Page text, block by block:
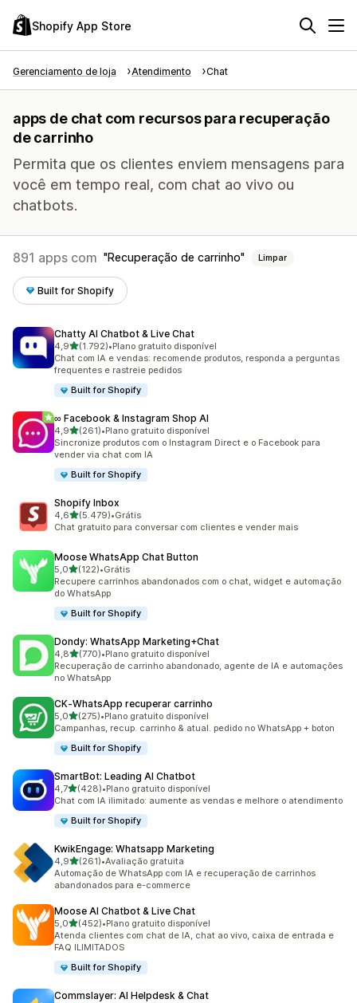
Shopify App Store
Gerenciamento de loja Atendimento Chat
apps de chat com recursos para recuperação
de carrinho
Permita que os clientes enviem mensagens para
você em tempo real, com chat ao vivo ou
chatbots.
891 apps com Recuperação de carrinho Limpar
Built for Shopify
Chatty AI Chatbot & Live Chat
4,9de 5 estrelas
(1.792)
1792 avaliações ao todo
•Plano gratuito disponível
Chat com IA e vendas: recomende produtos, responda a perguntas
frequentes e rastreie pedidos
Built for Shopify
∞ Facebook & Instagram Shop AI
4,9de 5 estrelas
(261)
261 avaliações ao todo
•Plano gratuito disponível
Sincronize produtos com o Instagram Direct e o Facebook para
vender via chat com IA
Built for Shopify
Shopify Inbox
4,6de 5 estrelas
(5.479)
5479 avaliações ao todo
•Grátis
Chat gratuito para conversar com clientes e vender mais
Moose WhatsApp Chat Button
5,0de 5 estrelas
(122)
122 avaliações ao todo
•Grátis
Recupere carrinhos abandonados com o chat, widget e automação
do WhatsApp
Built for Shopify
Dondy: WhatsApp Marketing+Chat
4,8de 5 estrelas
(770)
770 avaliações ao todo
•Plano gratuito disponível
Recuperação de carrinho abandonado, agente de IA e automações
no WhatsApp
CK‑WhatsApp recuperar carrinho
5,0de 5 estrelas
(275)
275 avaliações ao todo
•Plano gratuito disponível
Campanhas, recup. carrinho & atual. pedido no WhatsApp + boton
Built for Shopify
SmartBot: Leading AI Chatbot
4,7de 5 estrelas
(428)
428 avaliações ao todo
•Plano gratuito disponível
Chat com IA ilimitado: aumente as vendas e melhore o atendimento
Built for Shopify
KwikEngage: Whatsapp Marketing
4,9de 5 estrelas
(261)
261 avaliações ao todo
•Avaliação gratuita
Automação de WhatsApp com IA e recuperação de carrinhos
abandonados para e-commerce
Moose AI Chatbot & Live Chat
5,0de 5 estrelas
(452)
452 avaliações ao todo
•Plano gratuito disponível
Atenda clientes com chat de IA, chat ao vivo, caixa de entrada e
FAQ ILIMITADOS
Built for Shopify
Commslayer: AI Helpdesk & Chat